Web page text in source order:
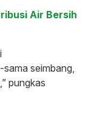
Air Bersih
seimbang,
pungkas